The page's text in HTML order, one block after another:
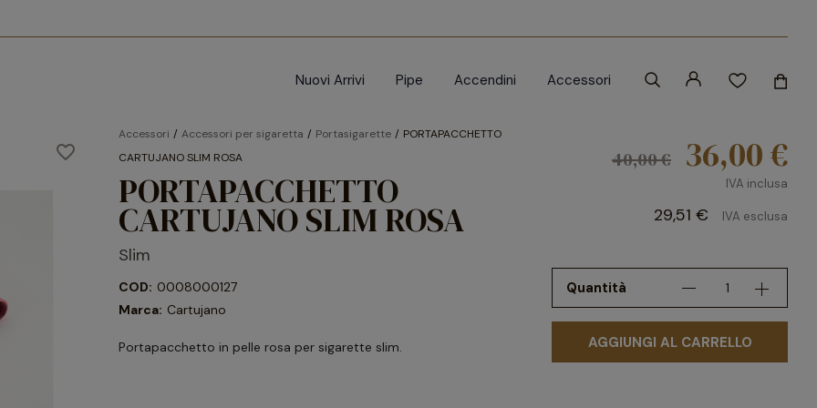
Nuovi Arrivi Pipe Accendini Accessori
favorite_border
Accessori Accessori per sigaretta Portasigarette
PORTAPACCHETTO
CARTUJANO SLIM ROSA
PORTAPACCHETTO
CARTUJANO SLIM ROSA
Slim
COD: 0008000127
Marca: Cartujano
Portapacchetto in pelle rosa per sigarette slim.
40,00 € 36,00 €
IVA inclusa
29,51 € IVA esclusa
Quantità
AGGIUNGI AL CARRELLO